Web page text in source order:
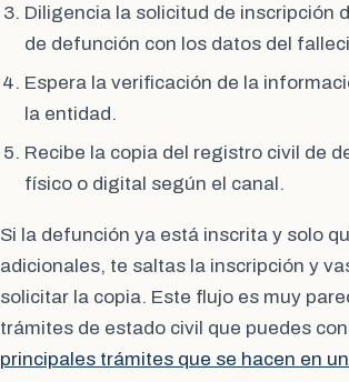
Diligencia la solicitud de inscripción
de defunción con los datos del
Espera la verificación de la
la entidad.
Recibe la copia del registro civil de
físico o digital según el canal.
Si la defunción ya está inscrita y solo
adicionales, te saltas la inscripción y
solicitar la copia. Este flujo es muy
trámites de estado civil que puedes
principales trámites que se hacen en